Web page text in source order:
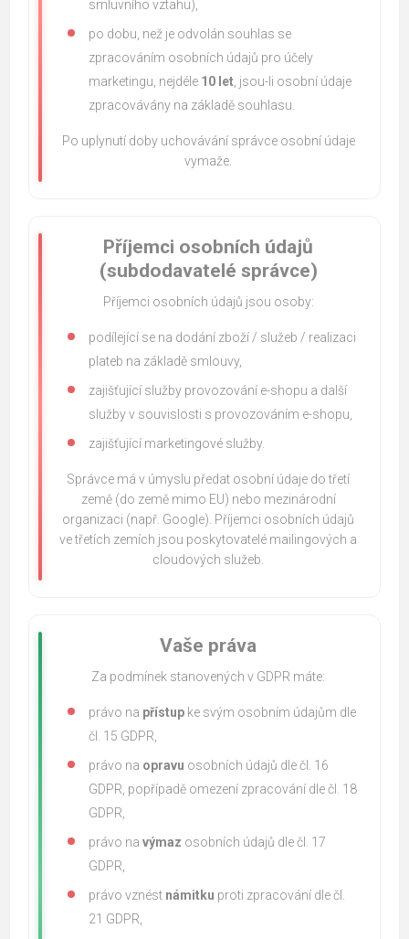
smluvního vztahu),
po dobu, než je odvolán souhlas se
zpracováním osobních údajů pro účely
marketingu, nejdéle 10 let , jsou-li osobní údaje
zpracovávány na základě souhlasu.
Po uplynutí doby uchovávání správce osobní údaje
vymaže.
Příjemci osobních údajů
(subdodavatelé správce)
Příjemci osobních údajů jsou osoby:
podílející se na dodání zboží / služeb / realizaci
plateb na základě smlouvy,
zajišťující služby provozování e-shopu a další
služby v souvislosti s provozováním e-shopu,
zajišťující marketingové služby.
Správce má v úmyslu předat osobní údaje do třetí
země (do země mimo EU) nebo mezinárodní
organizaci (např. Google). Příjemci osobních údajů
ve třetích zemích jsou poskytovatelé mailingových a
cloudových služeb.
Vaše práva
Za podmínek stanovených v GDPR máte:
právo na přístup ke svým osobním údajům dle
čl. 15 GDPR,
právo na opravu osobních údajů dle čl. 16
GDPR, popřípadě omezení zpracování dle čl. 18
GDPR,
právo na výmaz osobních údajů dle čl. 17
GDPR,
právo vznést námitku proti zpracování dle čl.
21 GDPR,